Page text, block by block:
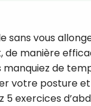
vous
manière
de
votre posture et
5 exercices